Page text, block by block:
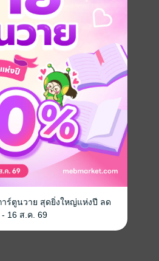
าร์ตูนวาย สุดยิ่งใหญ่แห่งปี ลด
16 ส.ค. 69